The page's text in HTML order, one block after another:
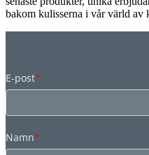
bakom kulisserna i vår värld av
E-post*
Namn*